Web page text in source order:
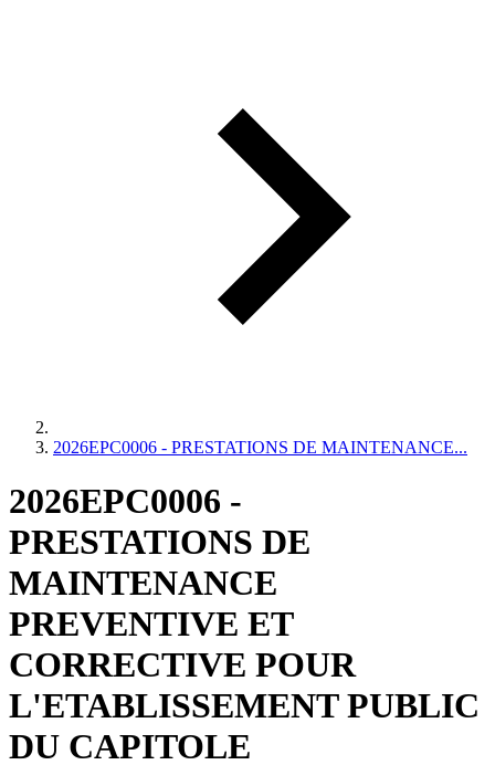
2026EPC0006 - PRESTATIONS DE MAINTENANCE...
2026EPC0006 -
PRESTATIONS DE
MAINTENANCE
PREVENTIVE ET
CORRECTIVE POUR
L'ETABLISSEMENT PUBLIC
DU CAPITOLE